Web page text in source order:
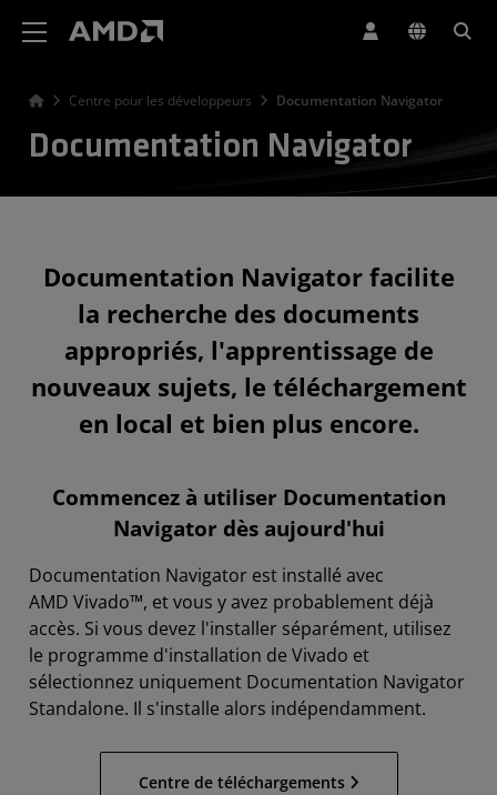
Centre pour les développeurs Documentation Navigator
Documentation Navigator
Documentation Navigator facilite
la recherche des documents
appropriés, l'apprentissage de
nouveaux sujets, le téléchargement
en local et bien plus encore.
Commencez à utiliser Documentation
Navigator dès aujourd'hui
Documentation Navigator est installé avec
AMD Vivado™, et vous y avez probablement déjà
accès. Si vous devez l'installer séparément, utilisez
le programme d'installation de Vivado et
sélectionnez uniquement Documentation Navigator
Standalone. Il s'installe alors indépendamment.
Centre de téléchargements